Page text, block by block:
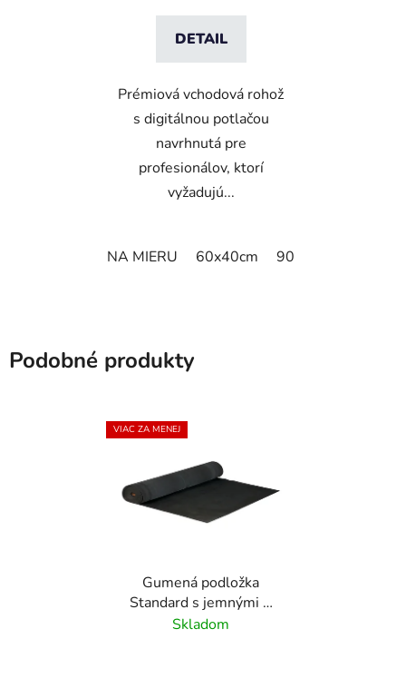
DETAIL
Prémiová vchodová rohož
s digitálnou potlačou
navrhnutá pre
profesionálov, ktorí
vyžadujú...
NA MIERU 60x40cm 90x60cm
Podobné produkty
VIAC ZA MENEJ
Gumená podložka
Standard s jemnými 3
mm drážkami - 1 m x 10
Skladom